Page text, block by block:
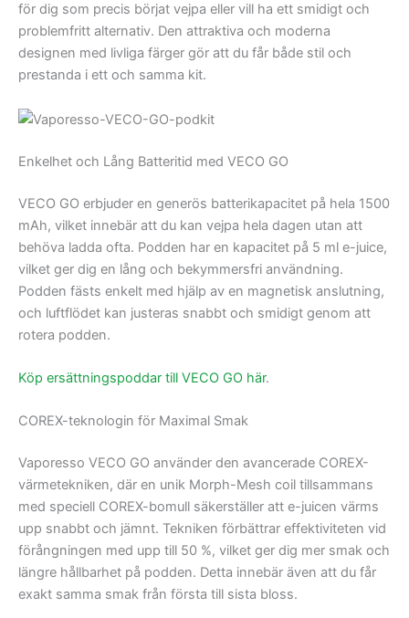
för dig som precis börjat vejpa eller vill ha ett smidigt och
problemfritt alternativ. Den attraktiva och moderna
designen med livliga färger gör att du får både stil och
prestanda i ett och samma kit.
Enkelhet och Lång Batteritid med VECO GO
VECO GO erbjuder en generös batterikapacitet på hela 1500
mAh, vilket innebär att du kan vejpa hela dagen utan att
behöva ladda ofta. Podden har en kapacitet på 5 ml e-juice,
vilket ger dig en lång och bekymmersfri användning.
Podden fästs enkelt med hjälp av en magnetisk anslutning,
och luftflödet kan justeras snabbt och smidigt genom att
rotera podden.
Köp ersättningspoddar till VECO GO här.
COREX-teknologin för Maximal Smak
Vaporesso VECO GO använder den avancerade COREX-
värmetekniken, där en unik Morph-Mesh coil tillsammans
med speciell COREX-bomull säkerställer att e-juicen värms
upp snabbt och jämnt. Tekniken förbättrar effektiviteten vid
förångningen med upp till 50 %, vilket ger dig mer smak och
längre hållbarhet på podden. Detta innebär även att du får
exakt samma smak från första till sista bloss.